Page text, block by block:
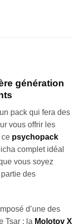
génération
pack qui fera des
vous offrir les
ce psychopack
complet idéal
vous soyez
des
d’une des
Tsar : la Molotov X